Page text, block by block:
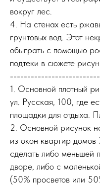
вокруг лес.
4. На стенах есть
грунтовых вод. Этот
обыграть с помощью
подтеки в сюжете
1. Основной плотный
ул. Русская, 100, где
площадки для отдыха.
2. Основной рисунок
из окон квартир домов
сделать либо меньшей
дворе, либо с
(50% просветов или